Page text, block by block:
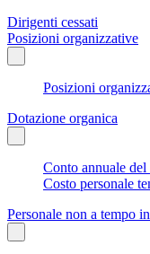
Dirigenti cessati
Posizioni organizzative
Posizioni
Dotazione organica
Conto annuale del
Costo personale
Personale non a tempo